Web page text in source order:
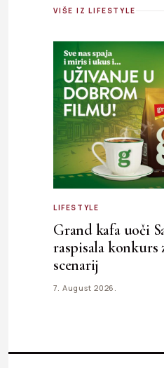
VIŠE IZ LIFESTYLE
LIFESTYLE
Grand kafa uoči
raspisala
scenarij
7. August 2026.